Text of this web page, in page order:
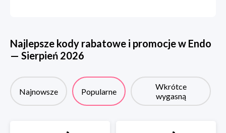
Najlepsze kody rabatowe i promocje w Endo
— Sierpień 2026
Najnowsze Popularne
Wkrótce
wygasną